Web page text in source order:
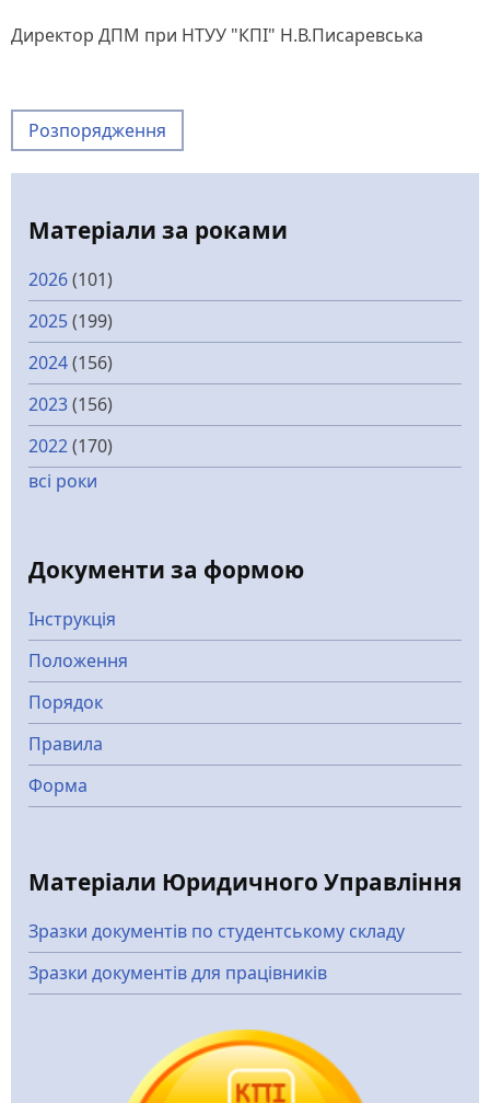
Директор ДПМ при НТУУ "КПІ" Н.В.Писаревська
Розпорядження
Матеріали за роками
2026(101)
2025(199)
2024(156)
2023(156)
2022(170)
всі роки
Документи за формою
Інструкція
Положення
Порядок
Правила
Форма
Матеріали Юридичного Управління
Зразки документів по студентському складу
Зразки документів для працівників